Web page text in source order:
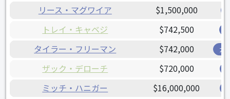
リース・マグワイア
$1,500,000
トレイ・キャベジ $742,500
タイラー・フリーマン $742,000 ガ
ザック・デローチ $720,000
ミッチ・ハニガー $16,000,000